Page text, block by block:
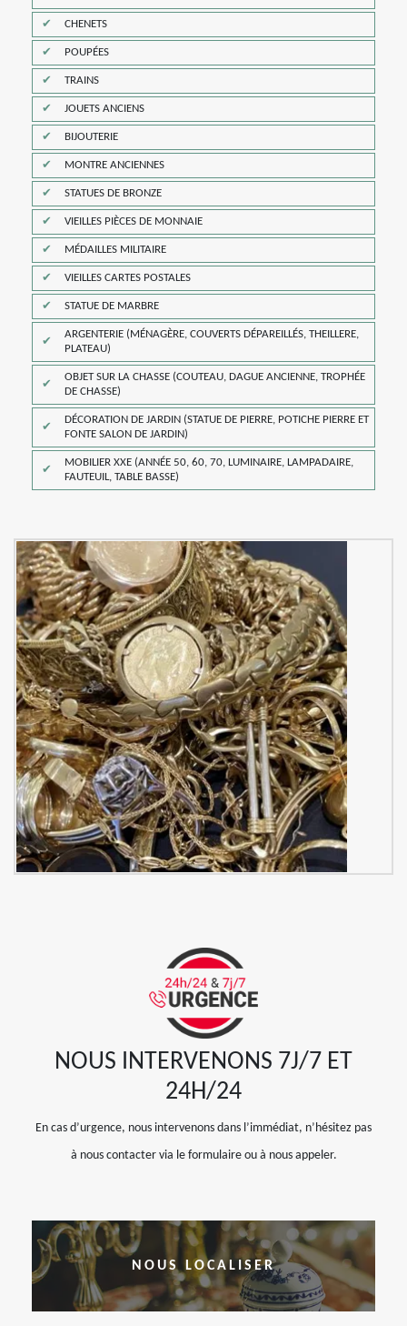
CHENETS
POUPÉES
TRAINS
JOUETS ANCIENS
BIJOUTERIE
MONTRE ANCIENNES
STATUES DE BRONZE
VIEILLES PIÈCES DE MONNAIE
MÉDAILLES MILITAIRE
VIEILLES CARTES POSTALES
STATUE DE MARBRE
ARGENTERIE (MÉNAGÈRE, COUVERTS DÉPAREILLÉS, THEILLERE,
PLATEAU)
OBJET SUR LA CHASSE (COUTEAU, DAGUE ANCIENNE, TROPHÉE
DE CHASSE)
DÉCORATION DE JARDIN (STATUE DE PIERRE, POTICHE PIERRE ET
FONTE SALON DE JARDIN)
MOBILIER XXE (ANNÉE 50, 60, 70, LUMINAIRE, LAMPADAIRE,
FAUTEUIL, TABLE BASSE)
NOUS INTERVENONS 7J/7 ET
24H/24
En cas d’urgence, nous intervenons dans l’immédiat, n’hésitez pas
à nous contacter via le formulaire ou à nous appeler.
NOUS LOCALISER